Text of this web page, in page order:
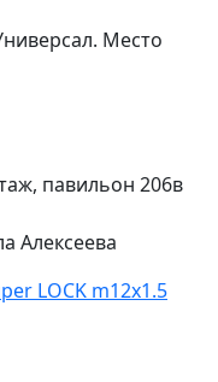
Место
павильон 206в
Алексеева
LOCK m12x1.5